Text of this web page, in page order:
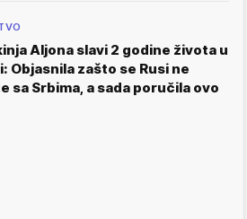
Aljona slavi 2 godine života u
Objasnila zašto se Rusi ne
sa Srbima, a sada poručila ovo